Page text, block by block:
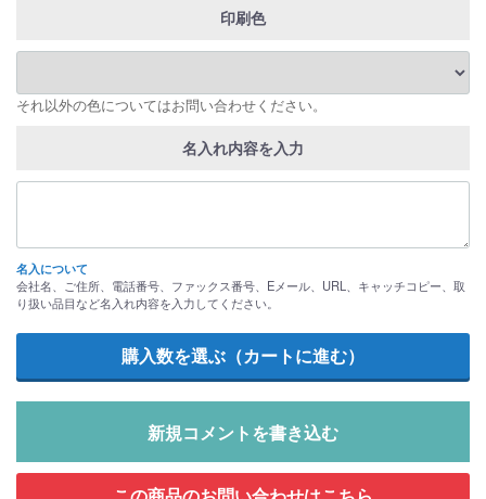
印刷色
それ以外の色についてはお問い合わせください。
名入れ内容を入力
名入について
会社名、ご住所、電話番号、ファックス番号、Eメール、URL、キャッチコピー、取
り扱い品目など名入れ内容を入力してください。
新規コメントを書き込む